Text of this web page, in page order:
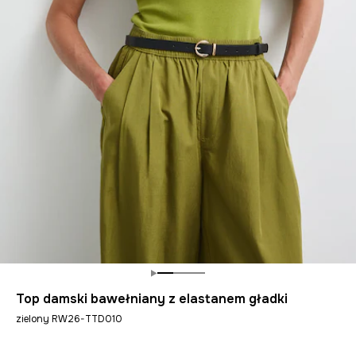
Top damski bawełniany z elastanem gładki
zielony RW26-TTD010